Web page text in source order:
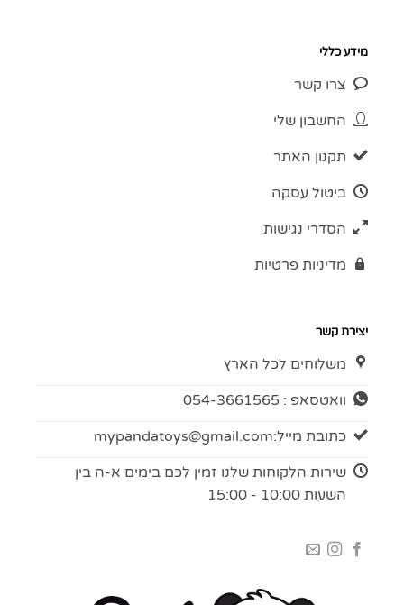
מידע כללי
צרו קשר
החשבון שלי
תקנון האתר
ביטול עסקה
הסדרי נגישות
מדיניות פרטיות
יצירת קשר
משלוחים לכל הארץ
וואטסאפ : 054-3661565
כתובת מייל:mypandatoys@gmail.com
שירות הלקוחות שלנו זמין לכם בימים א-ה בין
השעות 10:00 - 15:00